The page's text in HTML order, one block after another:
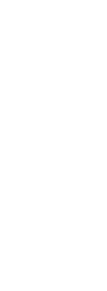
יקרה. זו לא בעיה
ממשיכים לפתח את
א.ש) וב-2015 נשווק מכונית כזו. היא
יורו (כ-500,000 שקל, א.ש). זו תהיה מכונית
אנחנו מאמינים
האם זה יפריע
כי היא תפרסם את
רבות. אנחנו
היצרניות
חזק בעתיד".